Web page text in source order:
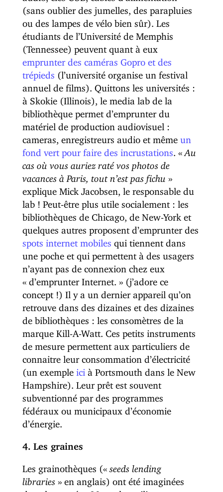
(sans oublier des jumelles, des parapluies
ou des lampes de vélo bien sûr). Les
étudiants de l’Université de Memphis
(Tennessee) peuvent quant à eux
emprunter des caméras Gopro et des
trépieds (l’université organise un festival
annuel de films). Quittons les universités :
à Skokie (Illinois), le media lab de la
bibliothèque permet d’emprunter du
matériel de production audiovisuel :
cameras, enregistreurs audio et même un
fond vert pour faire des incrustations
Au
cas où vous auriez raté vos photos de
vacances à Paris, tout n’est pas fichu
explique Mick Jacobsen, le responsable du
lab ! Peut-être plus utile socialement : les
bibliothèques de Chicago, de New-York et
quelques autres proposent d’emprunter des
spots internet mobiles qui tiennent dans
une poche et qui permettent à des usagers
n’ayant pas de connexion chez eux
« d’emprunter Internet. » (j’adore ce
concept !) Il y a un dernier appareil qu’on
retrouve dans des dizaines et des dizaines
de bibliothèques : les consomètres de la
marque Kill-A-Watt. Ces petits instruments
de mesure permettent aux particuliers de
connaitre leur consommation d’électricité
(un exemple ici à Portsmouth dans le New
Hampshire). Leur prêt est souvent
subventionné par des programmes
fédéraux ou municipaux d’économie
d’énergie.
4. Les graines
Les grainothèques («
seeds lending
libraries » en anglais) ont été imaginées